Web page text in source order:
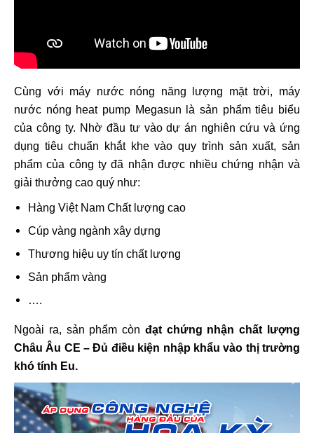
Cùng với máy nước nóng năng lượng mặt trời, máy
nước nóng heat pump Megasun là sản phẩm tiêu biểu
của công ty. Nhờ đầu tư vào dự án nghiên cứu và ứng
dụng tiêu chuẩn khắt khe vào quy trình sản xuất, sản
phẩm của công ty đã nhận được nhiều chứng nhận và
giải thưởng cao quý như:
Hàng Việt Nam Chất lượng cao
Cúp vàng ngành xây dựng
Thương hiệu uy tín chất lượng
Sản phẩm vàng
….
Ngoài ra, sản phẩm còn đạt chứng nhận chất lượng
Châu Âu CE – Đủ điều kiện nhập khẩu vào thị trường
khó tính Eu.